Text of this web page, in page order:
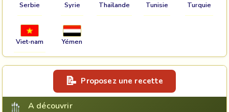
Serbie Syrie Thaïlande Tunisie Turquie
Viet-nam Yémen
Proposez une recette
A découvrir